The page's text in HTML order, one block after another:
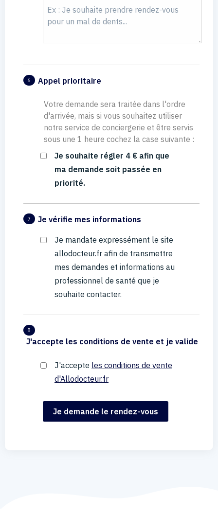
6 Appel prioritaire
Votre demande sera traitée dans l'ordre
d'arrivée, mais si vous souhaitez utiliser
notre service de conciergerie et être servis
sous une 1 heure cochez la case suivante :
Je souhaite régler 4 € afin que
ma demande soit passée en
priorité.
7 Je vérifie mes informations
Je mandate expressément le site
allodocteur.fr afin de transmettre
mes demandes et informations au
professionnel de santé que je
souhaite contacter.
8
J'accepte les conditions de vente et je valide
J'accepte les conditions de vente
d'Allodocteur.fr